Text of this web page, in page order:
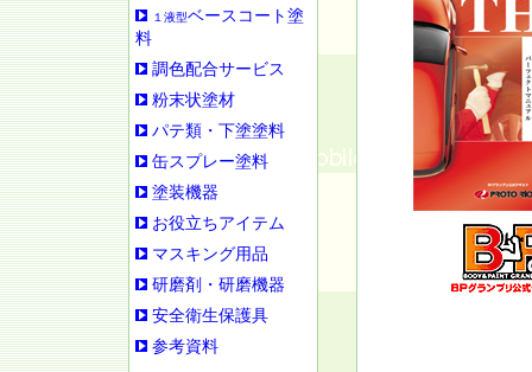
１液型ベースコート塗
料
調色配合サービス
粉末状塗材
パテ類・下塗塗料
缶スプレー塗料
塗装機器
お役立ちアイテム
マスキング用品
研磨剤・研磨機器
安全衛生保護具
参考資料